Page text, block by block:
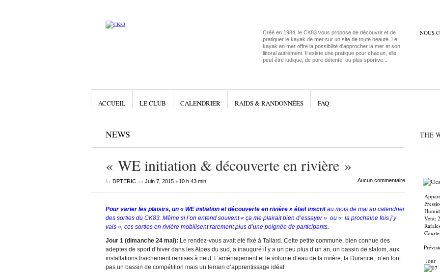
Créé en 1984, le CK83 vous propose de découvrir et de
pratiquer le kayak de mer sur un site de toute beauté. Le
kayak en mer offre la possibilité d'approcher la mer et son
littoral autrement. Il existe une pratique pour chacun, elle
peut être ludique, de pure détente, ou plus sportive...
NOUS
ACCUEIL LE CLUB CALENDRIER RAIDS & RANDONNÉES FAQ
NEWS
« WE initiation & découverte en rivière »
by DPTERICon Juin 7, 2015• 10 h 43 min Aucun commentaire
Pour varier les plaisirs, un « WE initiation et découverte en rivière » était inscritau mois de mai au calendrier
des sorties du CK83. Même si l’on entend souvent « ça me plairait bien d’essayer » ou « la prochaine fois j’y
vais », ces sorties en rivière mobilisent rarement plus d’une poignée de participants.
Jour 1 (dimanche 24 mai): Le rendez-vous avait été fixé à Tallard. Cette petite commune, bien connue des
adeptes de sport d’hiver dans les Alpes du sud, a inauguré il y a un peu plus d’un an, un bassin de slalom, aux
installations fraichement remises à neuf. L’aménagement et le volume d’eau de la rivière, la Durance, n’en font
pas un bassin de compétition mais un terrain d’apprentissage idéal.
THE
Vent:
Jour